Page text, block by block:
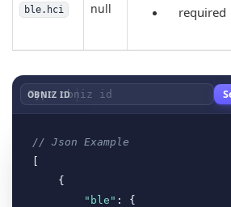
ble.hci null required
OBNIZ ID
// Json Example
[
    {
"ble" : {